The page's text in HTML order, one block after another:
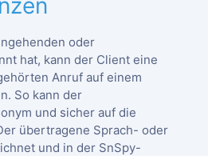
oder
hat, kann der Client eine
Anruf auf einem
So kann der
und sicher auf die
übertragene Sprach- oder
und in der SnSpy-